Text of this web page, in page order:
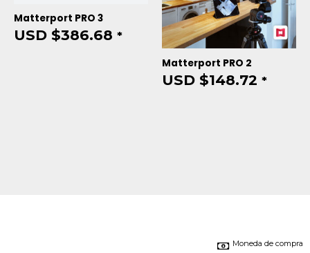
Matterport PRO 3
USD $386.68 *
Matterport PRO 2
USD $148.72 *
Moneda de compra